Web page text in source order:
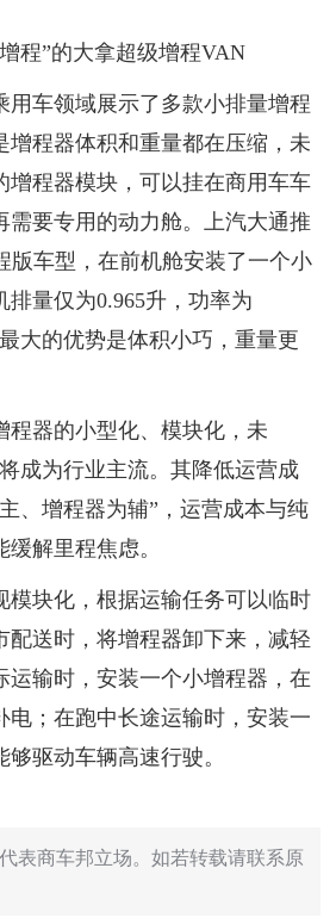
程”的大拿超级增程VAN
用车领域展示了多款小排量增程
增程器体积和重量都在压缩，未
增程器模块，可以挂在商用车车
需要专用的动力舱。上汽大通推
版车型，在前机舱安装了一个小
排量仅为0.965升，功率为
大的优势是体积小巧，重量更
程器的小型化、模块化，未
成为行业主流。其降低运营成
、增程器为辅”，运营成本与纯
解里程焦虑。
模块化，根据运输任务可以临时
配送时，将增程器卸下来，减轻
运输时，安装一个小增程器，在
电；在跑中长途运输时，安装一
驱动车辆高速行驶。
表商车邦立场。如若转载请联系原